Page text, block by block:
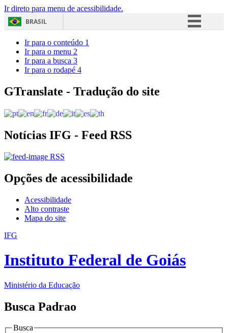
Ir direto para menu de acessibilidade.
BRASIL
Acesso à informação
Ir para o conteúdo 1
Ir para o menu 2
Ir para a busca 3
Ir para o rodapé 4
GTranslate - Tradução do site
Notícias IFG - Feed RSS
RSS
Opções de acessibilidade
Acessibilidade
Alto contraste
Mapa do site
IFG
Instituto Federal de Goiás
Ministério da Educação
Busca Padrao
Busca